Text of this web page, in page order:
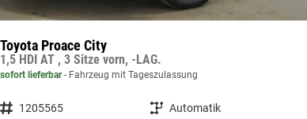
Toyota Proace City
1,5 HDI AT , 3 Sitze vorn, -LAG.
sofort lieferbar Fahrzeug mit Tageszulassung
Fahrzeugnummer 1205565 Getriebe Automatik